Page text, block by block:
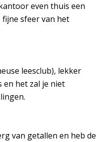
even thuis een
fijne sfeer van het
leesclub), lekker
en het zal je niet
van getallen en heb de